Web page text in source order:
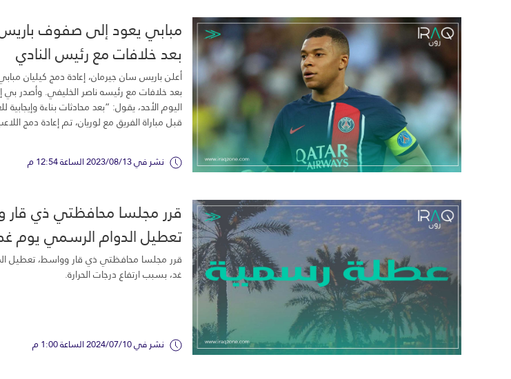
مبابي يعود إلى صفوف
بعد خلافات مع رئيس النادي
أعلن باريس سان جيرمان، إعادة دمج كيليان
بعد خلافات مع رئيسه ناصر الخليفي. وأصدر
اليوم الأحد، يقول: “بعد محادثات بناءة وإيجابية
قبل مباراة الفريق مع لوريان، تم إعادة دمج
نشر في 2023/08/13 الساعة 12:54 م
قرر مجلسا محافظتي ذي قار
تعطيل الدوام الرسمي يوم
قرر مجلسا محافظتي ذي قار وواسط، تعطيل
غد، بسبب ارتفاع درجات الحرارة.
نشر في 2024/07/10 الساعة 1:00 م